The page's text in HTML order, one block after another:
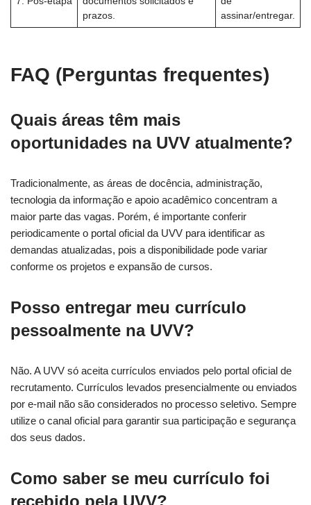
prazos.
assinar/entregar.
FAQ (Perguntas frequentes)
Quais áreas têm mais
oportunidades na UVV atualmente?
Tradicionalmente, as áreas de docência, administração,
tecnologia da informação e apoio acadêmico concentram a
maior parte das vagas. Porém, é importante conferir
periodicamente o portal oficial da UVV para identificar as
demandas atualizadas, pois a disponibilidade pode variar
conforme os projetos e expansão de cursos.
Posso entregar meu currículo
pessoalmente na UVV?
Não. A UVV só aceita currículos enviados pelo portal oficial de
recrutamento. Currículos levados presencialmente ou enviados
por e-mail não são considerados no processo seletivo. Sempre
utilize o canal oficial para garantir sua participação e segurança
dos seus dados.
Como saber se meu currículo foi